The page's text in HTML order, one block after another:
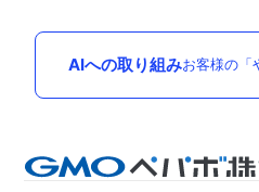
AIへの取り組みお客様の「